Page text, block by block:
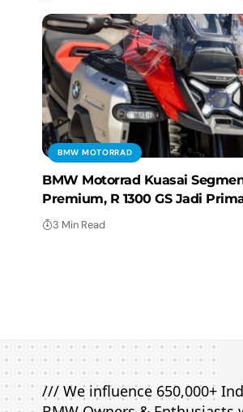
BMW MOTORRAD
BMW Motorrad Kuasai
Premium, R 1300 GS Jadi
3 Min Read
/// We influence 650,000+